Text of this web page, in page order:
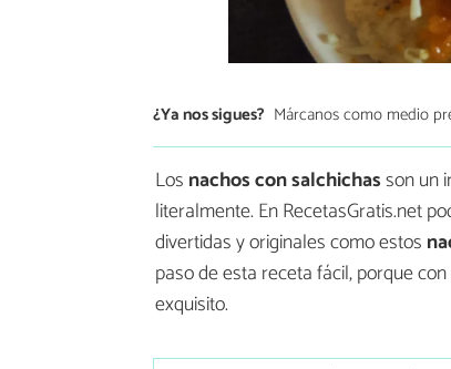
¿Ya nos sigues? Márcanos como medio
Los nachos con salchichasson un
literalmente. En RecetasGratis.net
divertidas y originales como estos
paso de esta receta fácil, porque
exquisito.